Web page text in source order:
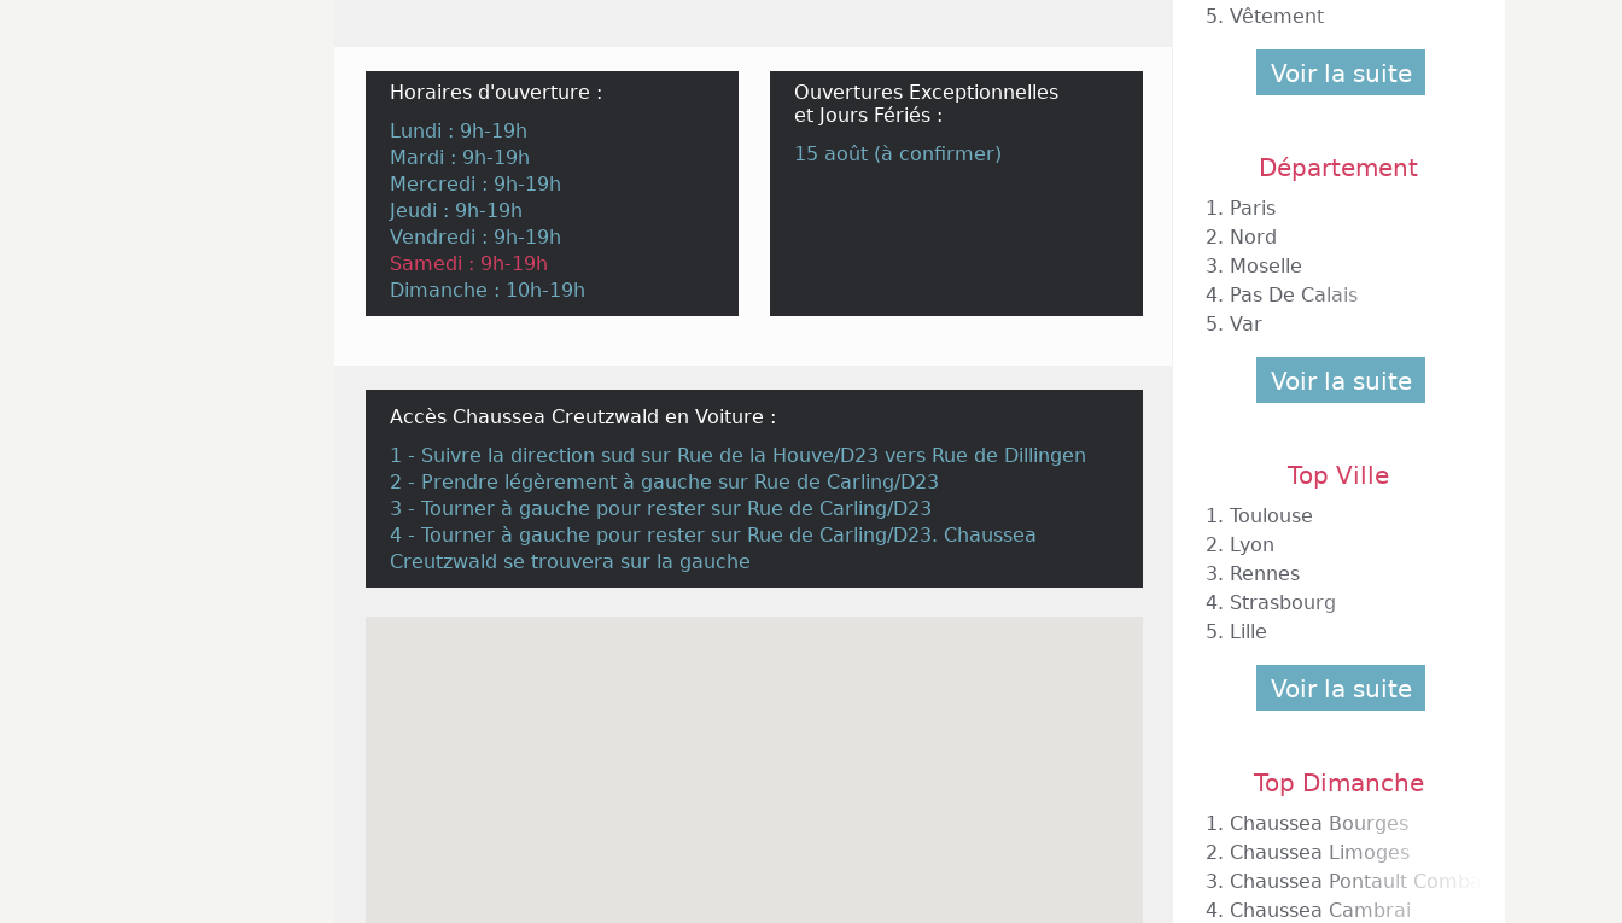
Horaires d'ouverture :
Lundi : 9h-19h
Mardi : 9h-19h
Mercredi : 9h-19h
Jeudi : 9h-19h
Vendredi : 9h-19h
Samedi : 9h-19h
Dimanche : 10h-19h
Ouvertures Exceptionnelles
et Jours Fériés :
15 août (à confirmer)
Accès Chaussea Creutzwald en Voiture :
1 - Suivre la direction sud sur Rue de la Houve/D23 vers Rue de Dillingen
2 - Prendre légèrement à gauche sur Rue de Carling/D23
3 - Tourner à gauche pour rester sur Rue de Carling/D23
4 - Tourner à gauche pour rester sur Rue de Carling/D23. Chaussea
Creutzwald se trouvera sur la gauche
5. Vêtement
Voir la suite
Département
1. Paris
2. Nord
3. Moselle
4. Pas De Calais
5. Var
Voir la suite
Top Ville
1. Toulouse
2. Lyon
3. Rennes
4. Strasbourg
5. Lille
Voir la suite
Top Dimanche
1. Chaussea Bourges
2. Chaussea Limoges
3. Chaussea Pontault Combault
4. Chaussea Cambrai